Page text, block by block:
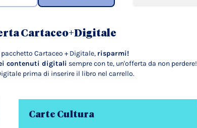
Cartaceo+Digitale
Cartaceo + Digitale, risparmi!
contenuti digitali sempre con te, un'offerta da non perdere!
prima di inserire il libro nel carrello.
Carte Cultura